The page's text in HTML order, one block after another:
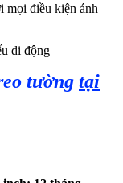
mọi điều kiện ánh
di động
tường tại